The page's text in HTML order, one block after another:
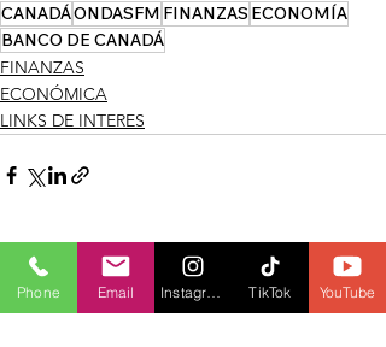
CANADÁONDASFM FINANZAS ECONOMÍA
BANCO DE CANADÁ
FINANZAS
ECONÓMICA
LINKS DE INTERES
Entradas recientes Ver todo
Phone Email TikTok YouTube